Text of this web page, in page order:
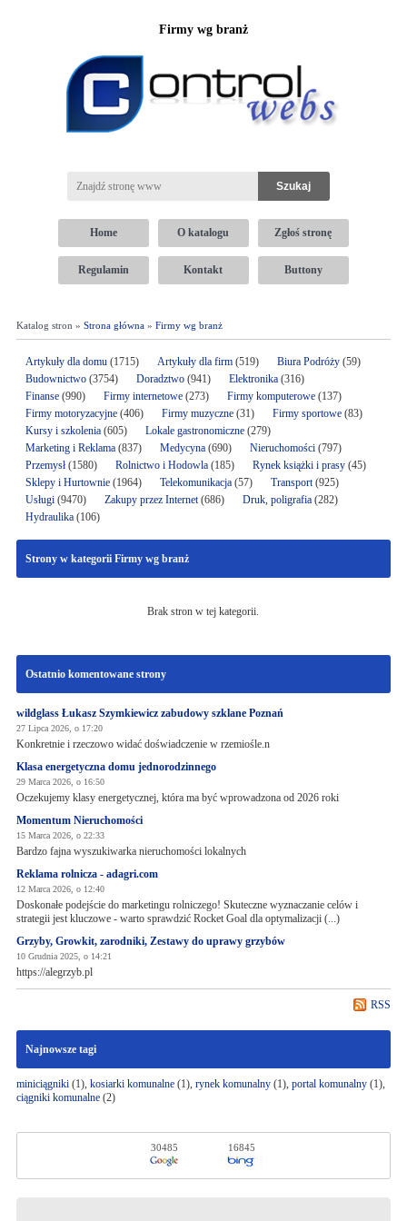
Firmy wg branż
Home O katalogu Zgłoś stronę
Regulamin Kontakt Buttony
Katalog stron » Strona główna» Firmy wg branż
Artykuły dla domu(1715) Artykuły dla firm(519) Biura Podróży(59)
Budownictwo(3754) Doradztwo(941) Elektronika (316)
Finanse(990) Firmy internetowe (273) Firmy komputerowe(137)
Firmy motoryzacyjne(406) Firmy muzyczne(31) Firmy sportowe(83)
Kursy i szkolenia(605) Lokale gastronomiczne(279)
Marketing i Reklama(837) Medycyna(690) Nieruchomości(797)
Przemysł(1580) Rolnictwo i Hodowla(185) Rynek książki i prasy(45)
Sklepy i Hurtownie(1964) Telekomunikacja(57) Transport(925)
Usługi(9470) Zakupy przez Internet(686) Druk, poligrafia(282)
Hydraulika(106)
Strony w kategorii Firmy wg branż
Brak stron w tej kategorii.
Ostatnio komentowane strony
wildglass Łukasz Szymkiewicz zabudowy szklane Poznań
27 Lipca 2026, o 17:20
Konkretnie i rzeczowo widać doświadczenie w rzemiośle.n
Klasa energetyczna domu jednorodzinnego
29 Marca 2026, o 16:50
Oczekujemy klasy energetycznej, która ma być wprowadzona od 2026 roki
Momentum Nieruchomości
15 Marca 2026, o 22:33
Bardzo fajna wyszukiwarka nieruchomości lokalnych
Reklama rolnicza - adagri.com
12 Marca 2026, o 12:40
Doskonałe podejście do marketingu rolniczego! Skuteczne wyznaczanie celów i
strategii jest kluczowe - warto sprawdzić Rocket Goal dla optymalizacji (...)
Grzyby, Growkit, zarodniki, Zestawy do uprawy grzybów
10 Grudnia 2025, o 14:21
https://alegrzyb.pl
RSS
Najnowsze tagi
miniciągniki(1), kosiarki komunalne(1), rynek komunalny(1), portal komunalny(1),
ciągniki komunalne(2)
30485 16845